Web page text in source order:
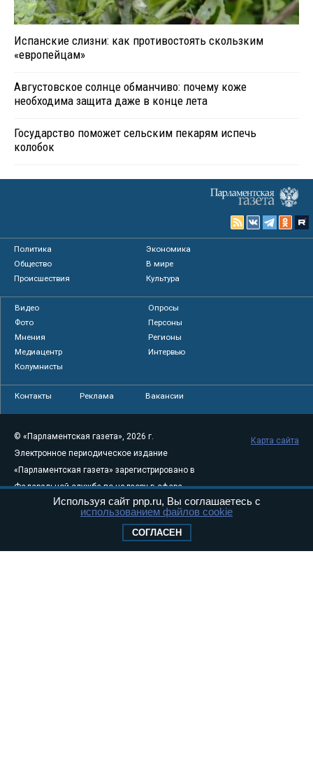
Испанские слизни: как противостоять скользким
«европейцам»
Августовское солнце обманчиво: почему коже
необходима защита даже в конце лета
Государство поможет сельским пекарям испечь
колобок
Политика
Экономика
Общество
В мире
Происшествия
Культура
Видео
Опросы
Фото
Персоны
Мнения
Регионы
Медиацентр
Интервью
Колумнисты
Контакты Реклама Вакансии
© «Парламентская газета», 2026 г.
Электронное периодическое издание
«Парламентская газета» зарегистрировано в
Федеральной службе по надзору в сфере
связи, информационных технологий и
массовых коммуникаций (Роскомнадзор) 05
Свидетельство о регистрации Эл № ФС77-
Карта сайта
Используя сайт pnp.ru, Вы соглашаетесь с
использованием файлов cookie
СОГЛАСЕН